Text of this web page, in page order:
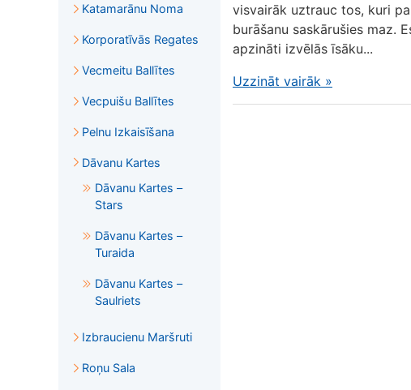
Katamarānu Noma
Korporatīvās Regates
Vecmeitu Ballītes
Vecpuišu Ballītes
Pelnu Izkaisīšana
Dāvanu Kartes
Dāvanu Kartes –
Stars
Dāvanu Kartes –
Turaida
Dāvanu Kartes –
Saulriets
Izbraucienu Maršruti
Roņu Sala
visvairāk uztrauc tos, kuri
burāšanu saskārušies maz.
apzināti izvēlās īsāku...
Uzzināt vairāk »